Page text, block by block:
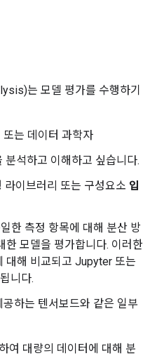
는 모델 평가를 수행하기
는 데이터 과학자
석하고 이해하고 싶습니다.
이브러리 또는 구성요소 입
한 측정 항목에 대해 분산 방
한 모델을 평가합니다. 이러한
대해 비교되고 Jupyter 또는
니다.
하는 텐서보드와 같은 일부
여 대량의 데이터에 대해 분